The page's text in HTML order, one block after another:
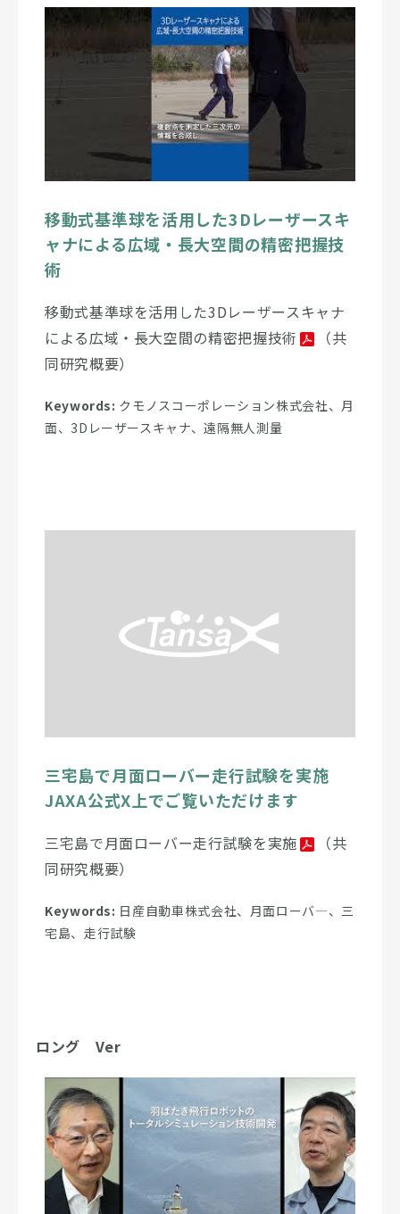
移動式基準球を活用した3Dレーザースキ
ャナによる広域・長大空間の精密把握技
術
移動式基準球を活用した3Dレーザースキャナ
による広域・長大空間の精密把握技術
（共
同研究概要）
Keywords: クモノスコーポレーション株式会社、月
面、3Dレーザースキャナ、遠隔無人測量
三宅島で月面ローバー走行試験を実施
JAXA公式X上でご覧いただけます
三宅島で月面ローバー走行試験を実施
（共
同研究概要）
Keywords: 日産自動車株式会社、月面ローバ―、三
宅島、走行試験
ロング Ver